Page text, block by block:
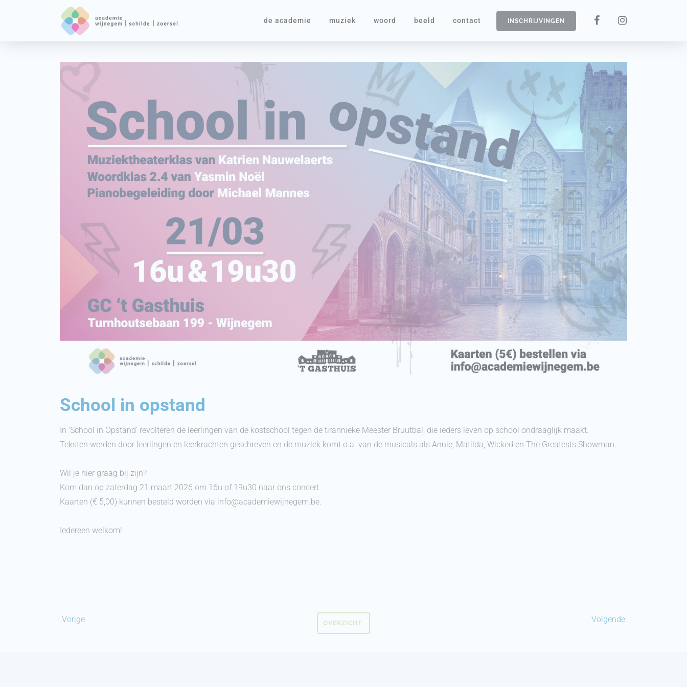
de academie muziek woord beeld contact INSCHRIJVINGEN
School in opstand
In 'School in Opstand' revolteren de leerlingen van de kostschool tegen de tirannieke Meester Bruutbal, die ieders leven op school ondraaglijk maakt.
Teksten werden door leerlingen en leerkrachten geschreven en de muziek komt o.a. van de musicals als Annie, Matilda, Wicked en The Greatests Showman.
Wil je hier graag bij zijn?
Kom dan op zaterdag 21 maart 2026 om 16u of 19u30 naar ons concert.
Kaarten (€ 5,00) kunnen besteld worden via info@academiewijnegem.be.
Iedereen welkom!
Vorige Volgende
OVERZICHT